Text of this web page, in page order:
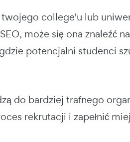
college'u lub
może się ona znaleźć
potencjalni studenci
do bardziej trafnego
rekrutacji i zapełnić